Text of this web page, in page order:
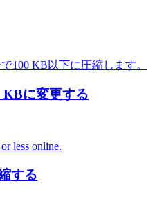
100 KB以下に圧縮します。
KBに変更する
less online.
する